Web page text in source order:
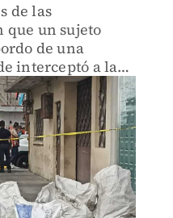
de las
que un sujeto
de una
interceptó a la
repetidas